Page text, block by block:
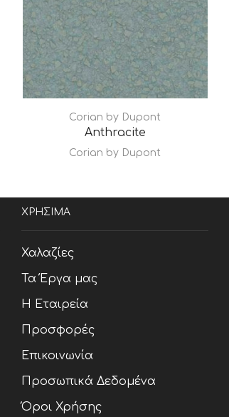
Corian by Dupont
Anthracite
Corian by Dupont
ΧΡΗΣΙΜΑ
Χαλαζίες
Τα Έργα μας
Η Εταιρεία
Προσφορές
Επικοινωνία
Προσωπικά Δεδομένα
Όροι Χρήσης